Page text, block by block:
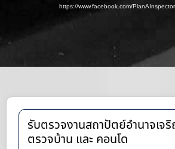
https://www.facebook.com/
รับตรวจงานสถาปัตย์อำนาจเจ
ตรวจบ้าน และ คอนโด